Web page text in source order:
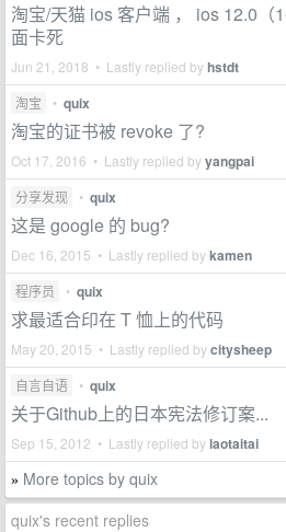
淘宝/天猫 ios 客户端 ， ios 12.0（
面卡死
Jun 21, 2018 • Lastly replied byhstdt
淘宝 • quix
淘宝的证书被 revoke 了?
Oct 17, 2016 • Lastly replied byyangpai
分享发现 • quix
这是 google 的 bug?
Dec 16, 2015 • Lastly replied bykamen
程序员 • quix
求最适合印在 T 恤上的代码
May 20, 2015 • Lastly replied bycitysheep
自言自语 • quix
关于Github上的日本宪法修订案...
Sep 15, 2012 • Lastly replied bylaotaitai
» More topics by quix
quix's recent replies